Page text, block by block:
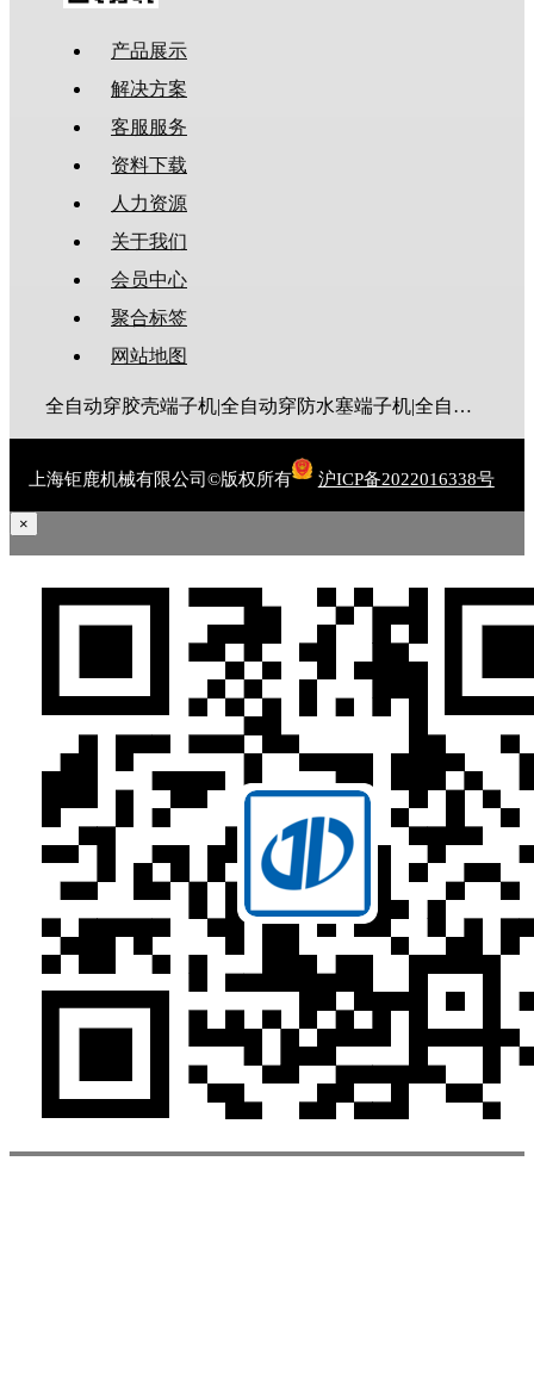
产品展示
解决方案
客服服务
资料下载
人力资源
关于我们
会员中心
聚合标签
网站地图
全自动穿胶壳端子机|全自动穿防水塞端子机|全自动穿热缩管端子机|全自动穿护套端子机|全自动穿号码管端子机|全自动端子机|全自动穿防水栓端子机|端子压着机|端子压接机|静音端子机|多芯线端子机|护套线端子机|全自动排线端子机|新能源大平方压接机|电脑剥线机|自动剥线机|裁线机|剥线机
上海钜鹿机械有限公司©版权所有 沪ICP备2022016338号
×